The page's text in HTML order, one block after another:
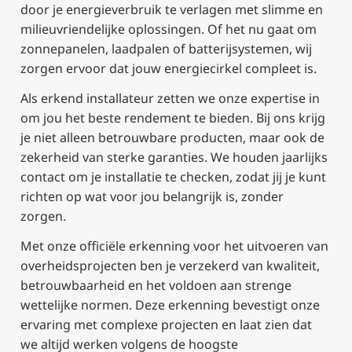
door je energieverbruik te verlagen met slimme en
milieuvriendelijke oplossingen. Of het nu gaat om
zonnepanelen, laadpalen of batterijsystemen, wij
zorgen ervoor dat jouw energiecirkel compleet is.
Als erkend installateur zetten we onze expertise in
om jou het beste rendement te bieden. Bij ons krijg
je niet alleen betrouwbare producten, maar ook de
zekerheid van sterke garanties. We houden jaarlijks
contact om je installatie te checken, zodat jij je kunt
richten op wat voor jou belangrijk is, zonder
zorgen.
Met onze officiële erkenning voor het uitvoeren van
overheidsprojecten ben je verzekerd van kwaliteit,
betrouwbaarheid en het voldoen aan strenge
wettelijke normen. Deze erkenning bevestigt onze
ervaring met complexe projecten en laat zien dat
we altijd werken volgens de hoogste